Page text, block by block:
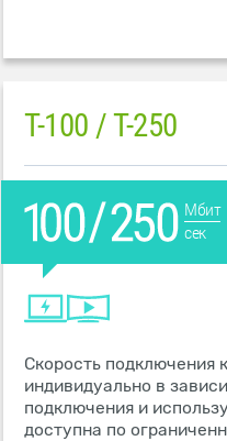
T-100 / T-250
Мбит
сек
Скорость подключения
индивидуально в
подключения и
доступна по